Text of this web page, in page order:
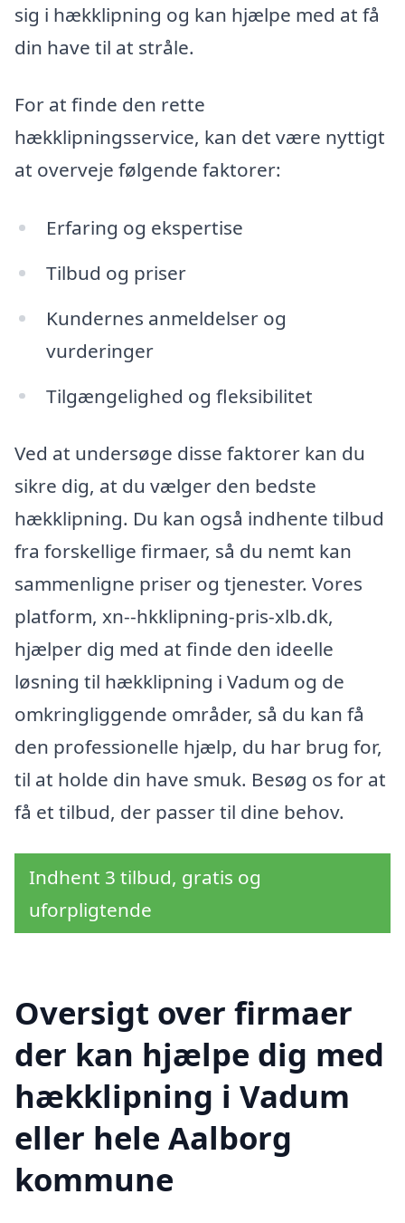
sig i hækklipning og kan hjælpe med at få
din have til at stråle.
For at finde den rette
hækklipningsservice, kan det være nyttigt
at overveje følgende faktorer:
Erfaring og ekspertise
Tilbud og priser
Kundernes anmeldelser og
vurderinger
Tilgængelighed og fleksibilitet
Ved at undersøge disse faktorer kan du
sikre dig, at du vælger den bedste
hækklipning. Du kan også indhente tilbud
fra forskellige firmaer, så du nemt kan
sammenligne priser og tjenester. Vores
platform, xn--hkklipning-pris-xlb.dk,
hjælper dig med at finde den ideelle
løsning til hækklipning i Vadum og de
omkringliggende områder, så du kan få
den professionelle hjælp, du har brug for,
til at holde din have smuk. Besøg os for at
få et tilbud, der passer til dine behov.
Indhent 3 tilbud, gratis og
uforpligtende
Oversigt over firmaer
der kan hjælpe dig med
hækklipning i Vadum
eller hele Aalborg
kommune